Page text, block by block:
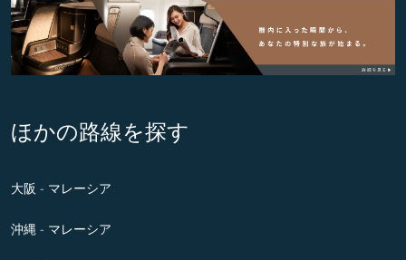
ほかの路線を探す
大阪 - マレーシア
沖縄 - マレーシア